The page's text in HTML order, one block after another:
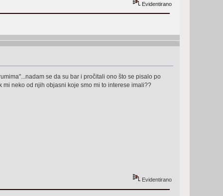
Evidentirano
se da su bar i pročitali ono što se pisalo po
neko od njih objasni koje smo mi to interese imali??
Evidentirano